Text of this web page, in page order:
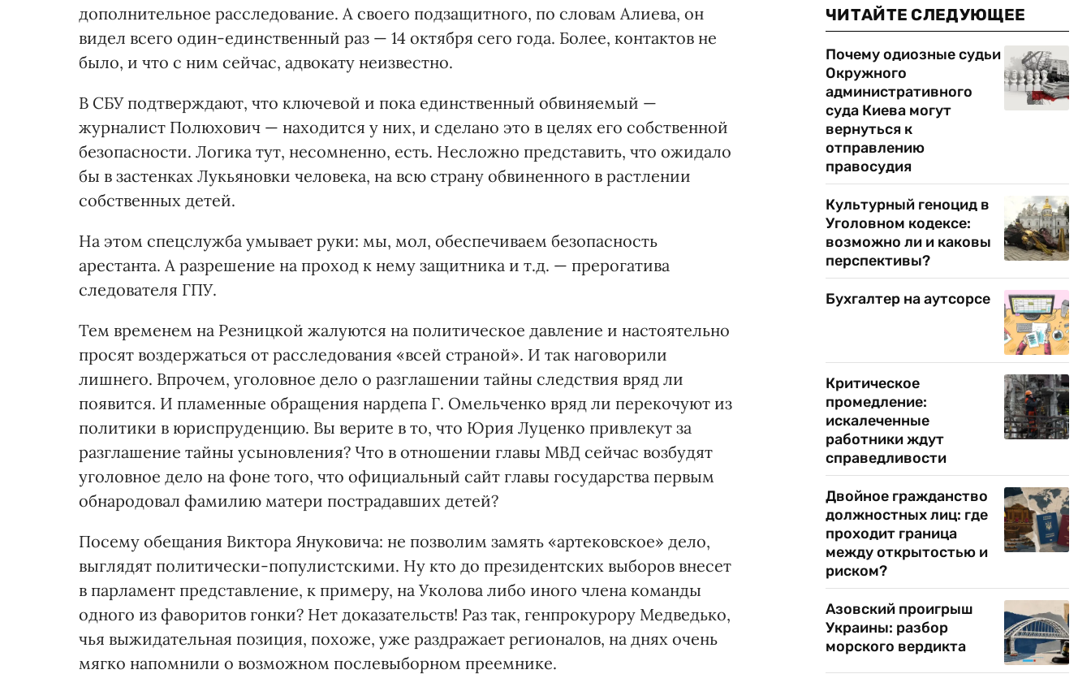
дополнительное расследование. А своего подзащитного, по словам Алиева, он
видел всего один-единственный раз — 14 октября сего года. Более, контактов не
было, и что с ним сейчас, адвокату неизвестно.
В СБУ подтверждают, что ключевой и пока единственный обвиняемый —
журналист Полюхович — находится у них, и сделано это в целях его собственной
безопасности. Логика тут, несомненно, есть. Несложно представить, что ожидало
бы в застенках Лукьяновки человека, на всю страну обвиненного в растлении
собственных детей.
На этом спецслужба умывает руки: мы, мол, обеспечиваем безопасность
арестанта. А разрешение на проход к нему защитника и т.д. — прерогатива
следователя ГПУ.
Тем временем на Резницкой жалуются на политическое давление и настоятельно
просят воздержаться от расследования «всей страной». И так наговорили
лишнего. Впрочем, уголовное дело о разглашении тайны следствия вряд ли
появится. И пламенные обращения нардепа Г. Омельченко вряд ли перекочуют из
политики в юриспруденцию. Вы верите в то, что Юрия Луценко привлекут за
разглашение тайны усыновления? Что в отношении главы МВД сейчас возбудят
уголовное дело на фоне того, что официальный сайт главы государства первым
обнародовал фамилию матери пострадавших детей?
Посему обещания Виктора Януковича: не позволим замять «артековское» дело,
выглядят политически-популистскими. Ну кто до президентских выборов внесет
в парламент представление, к примеру, на Уколова либо иного члена команды
одного из фаворитов гонки? Нет доказательств! Раз так, генпрокурору Медведько,
чья выжидательная позиция, похоже, уже раздражает регионалов, на днях очень
мягко напомнили о возможном послевыборном преемнике.
ЧИТАЙТЕ СЛЕДУЮЩЕЕ
Почему одиозные судьи
Окружного
административного
суда Киева могут
вернуться к
отправлению
правосудия
Культурный геноцид в
Уголовном кодексе:
возможно ли и каковы
перспективы?
Бухгалтер на аутсорсе
Критическое
промедление:
искалеченные
работники ждут
справедливости
Двойное гражданство
должностных лиц: где
проходит граница
между открытостью и
риском?
Азовский проигрыш
Украины: разбор
морского вердикта